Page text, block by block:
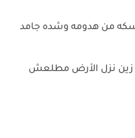
من هدومه وشده جامد
زين نزل الأرض مطلعش